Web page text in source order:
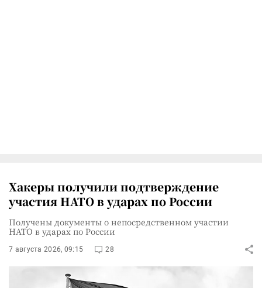
Хакеры получили подтверждение
участия НАТО в ударах по России
Получены документы о непосредственном участии
НАТО в ударах по России
7 августа 2026, 09:15 28